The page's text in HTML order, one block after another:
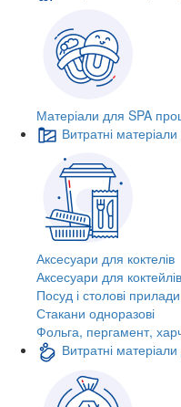
Матеріали для SPA
Витратні
Аксесуари для коктелів
Аксесуари для коктейлів
Посуд і столові
Стакани одноразові
Фольга, пергамент,
Витратні